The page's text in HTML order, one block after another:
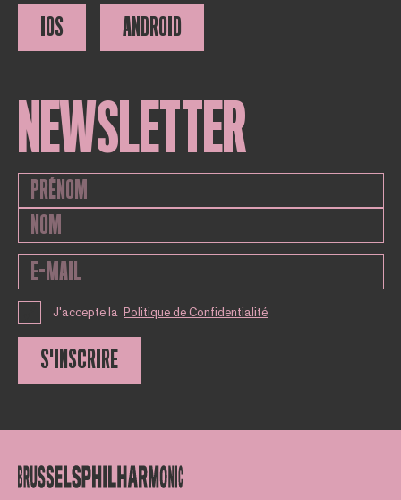
IOS ANDROID
NEWSLETTER
J'accepte la Politique de Confidentialité
S'INSCRIRE